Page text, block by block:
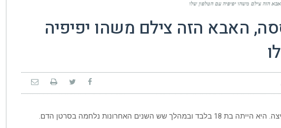
הזה צילם משהו יפיפיה עם הטלפון שלו
האבא הזה צילם משהו יפיפיה
שש השנים האחרונות נלחמה בסרטן הדם.